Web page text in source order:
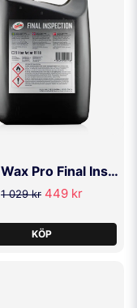
Turtle Wax Pro Final Inspection 5L
1 029 kr 449 kr
KÖP